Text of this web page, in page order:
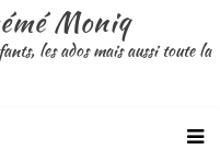
Moniq
les ados mais aussi toute la